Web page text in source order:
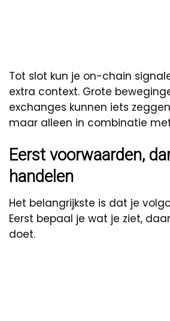
Tot slot kun je on-chain
extra context. Grote
exchanges kunnen iets
maar alleen in combinatie
Eerst voorwaarden,
handelen
Het belangrijkste is dat je
Eerst bepaal je wat je ziet,
doet.